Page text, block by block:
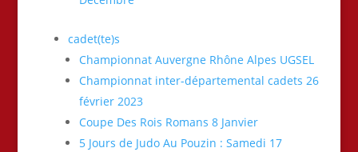
cadet(te)s
Championnat Auvergne Rhône Alpes UGSEL
Championnat inter-départemental cadets 26
février 2023
Coupe Des Rois Romans 8 Janvier
5 Jours de Judo Au Pouzin : Samedi 17